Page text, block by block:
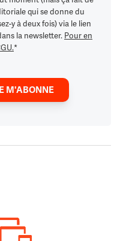
qui se donne du
y à deux fois) via le lien
la newsletter. Pour en
*
M'ABONNE